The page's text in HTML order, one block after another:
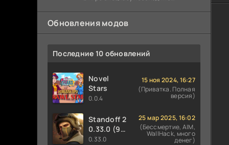
Обновления модов
Последние 10 обновлений
Novel
Stars
0.0.4
15 ноя 2024, 16:27
(Приватка. Полная
версия)
Standoff 2
0.33.0 (9
сезон
0.33.0
25 мар 2025, 16:02
(Бессмертие, AIM,
WallHack, много
денег)